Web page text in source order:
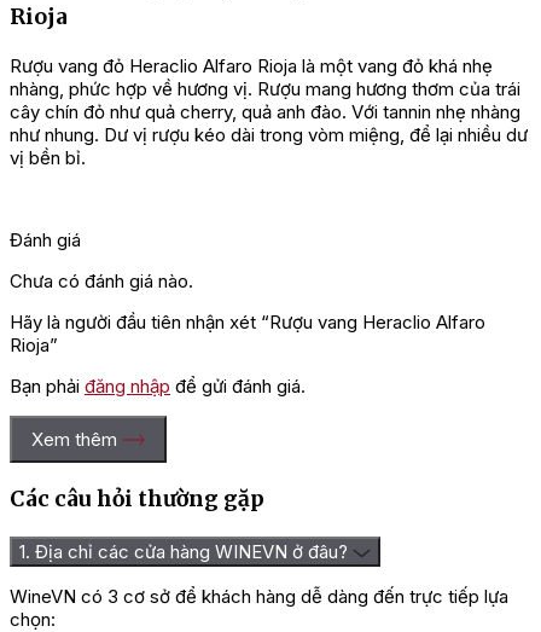
Rioja
Rượu vang đỏ Heraclio Alfaro Rioja là một vang đỏ khá nhẹ
nhàng, phức hợp về hương vị. Rượu mang hương thơm của trái
cây chín đỏ như quả cherry, quả anh đào. Với tannin nhẹ nhàng
như nhung. Dư vị rượu kéo dài trong vòm miệng, để lại nhiều dư
vị bền bỉ.
Đánh giá
Chưa có đánh giá nào.
Hãy là người đầu tiên nhận xét “Rượu vang Heraclio Alfaro
Rioja”
Bạn phải đăng nhập để gửi đánh giá.
Xem thêm
Các câu hỏi thường gặp
1. Địa chỉ các cửa hàng WINEVN ở đâu?
WineVN có 3 cơ sở để khách hàng dễ dàng đến trực tiếp lựa
chọn: